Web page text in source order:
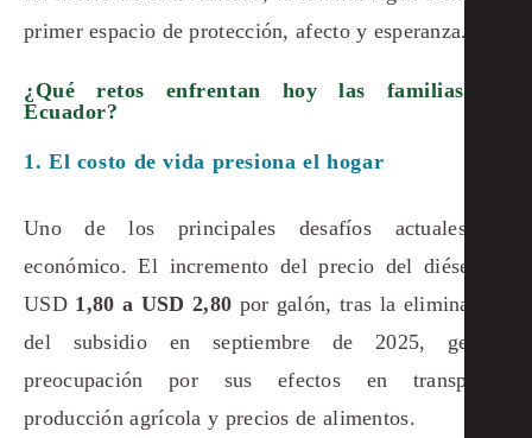
primer espacio de protección, afecto y esperanza.
¿Qué retos enfrentan hoy las familias en
Ecuador?
1. El costo de vida presiona el hogar
Uno de los principales desafíos actuales es
económico. El incremento del precio del diésel de
USD 1,80 a USD 2,80 por galón, tras la eliminación
del subsidio en septiembre de 2025, generó
preocupación por sus efectos en transporte,
producción agrícola y precios de alimentos.